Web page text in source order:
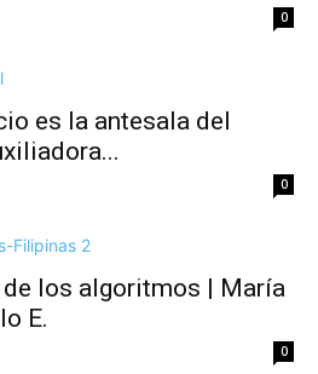
0
es la antesala del
0
los algoritmos | María
E.
0